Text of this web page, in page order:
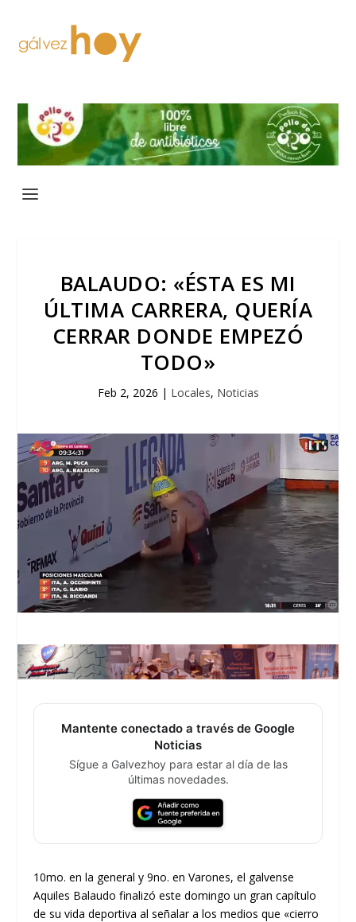
BALAUDO: «ÉSTA ES MI
ÚLTIMA CARRERA, QUERÍA
CERRAR DONDE EMPEZÓ
TODO»
Feb 2, 2026 | Locales, Noticias
Mantente conectado a través de Google
Noticias
Sígue a Galvezhoy para estar al día de las
últimas novedades.
10mo. en la general y 9no. en Varones, el galvense
Aquiles Balaudo finalizó este domingo un gran capítulo
de su vida deportiva al señalar a los medios que «cierro